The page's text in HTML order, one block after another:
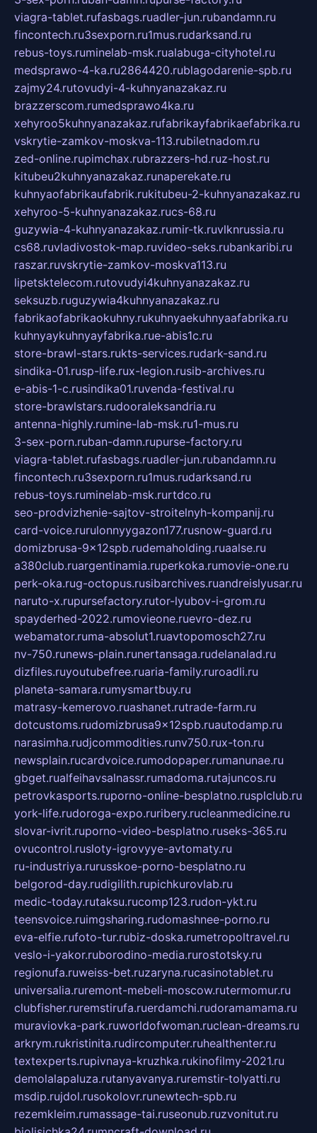
viagra-tablet.rufasbags.ruadler-jun.rubandamn.ru
fincontech.ru3sexporn.ru1mus.rudarksand.ru
rebus-toys.ruminelab-msk.rualabuga-cityhotel.ru
medsprawo-4-ka.ru2864420.rublagodarenie-spb.ru
zajmy24.rutovudyi-4-kuhnyanazakaz.ru
brazzerscom.rumedsprawo4ka.ru
xehyroo5kuhnyanazakaz.rufabrikayfabrikaefabrika.ru
vskrytie-zamkov-moskva-113.rubiletnadom.ru
zed-online.rupimchax.rubrazzers-hd.ruz-host.ru
kitubeu2kuhnyanazakaz.runaperekate.ru
kuhnyaofabrikaufabrik.rukitubeu-2-kuhnyanazakaz.ru
xehyroo-5-kuhnyanazakaz.rucs-68.ru
guzywia-4-kuhnyanazakaz.rumir-tk.ruvlknrussia.ru
cs68.ruvladivostok-map.ruvideo-seks.rubankaribi.ru
raszar.ruvskrytie-zamkov-moskva113.ru
lipetsktelecom.rutovudyi4kuhnyanazakaz.ru
seksuzb.ruguzywia4kuhnyanazakaz.ru
fabrikaofabrikaokuhny.rukuhnyaekuhnyaafabrika.ru
kuhnyaykuhnyayfabrika.rue-abis1c.ru
store-brawl-stars.rukts-services.rudark-sand.ru
sindika-01.rusp-life.rux-legion.rusib-archives.ru
e-abis-1-c.rusindika01.ruvenda-festival.ru
store-brawlstars.rudooraleksandria.ru
antenna-highly.rumine-lab-msk.ru1-mus.ru
3-sex-porn.ruban-damn.rupurse-factory.ru
viagra-tablet.rufasbags.ruadler-jun.rubandamn.ru
fincontech.ru3sexporn.ru1mus.rudarksand.ru
rebus-toys.ruminelab-msk.rurtdco.ru
seo-prodvizhenie-sajtov-stroitelnyh-kompanij.ru
card-voice.rurulonnyygazon177.rusnow-guard.ru
domizbrusa-9x12spb.rudemaholding.ruaalse.ru
a380club.ruargentinamia.ruperkoka.rumovie-one.ru
perk-oka.rug-octopus.rusibarchives.ruandreislyusar.ru
naruto-x.rupursefactory.rutor-lyubov-i-grom.ru
spayderhed-2022.rumovieone.ruevro-dez.ru
webamator.ruma-absolut1.ruavtopomosch27.ru
nv-750.runews-plain.runertansaga.rudelanalad.ru
dizfiles.ruyoutubefree.ruaria-family.ruroadli.ru
planeta-samara.rumysmartbuy.ru
matrasy-kemerovo.ruashanet.rutrade-farm.ru
dotcustoms.rudomizbrusa9x12spb.ruautodamp.ru
narasimha.rudjcommodities.runv750.rux-ton.ru
newsplain.rucardvoice.rumodopaper.rumanunae.ru
gbget.rualfeihavsalnassr.rumadoma.rutajuncos.ru
petrovkasports.ruporno-online-besplatno.rusplclub.ru
york-life.rudoroga-expo.ruribery.rucleanmedicine.ru
slovar-ivrit.ruporno-video-besplatno.ruseks-365.ru
ovucontrol.rusloty-igrovyye-avtomaty.ru
ru-industriya.rurusskoe-porno-besplatno.ru
belgorod-day.rudigilith.rupichkurovlab.ru
medic-today.rutaksu.rucomp123.rudon-ykt.ru
teensvoice.ruimgsharing.rudomashnee-porno.ru
eva-elfie.rufoto-tur.rubiz-doska.rumetropoltravel.ru
veslo-i-yakor.ruborodino-media.rurostotsky.ru
regionufa.ruweiss-bet.ruzaryna.rucasinotablet.ru
universalia.ruremont-mebeli-moscow.rutermomur.ru
clubfisher.ruremstirufa.ruerdamchi.rudoramamama.ru
muraviovka-park.ruworldofwoman.ruclean-dreams.ru
arkrym.rukristinita.rudircomputer.ruhealthenter.ru
textexperts.rupivnaya-kruzhka.rukinofilmy-2021.ru
demolalapaluza.rutanyavanya.ruremstir-tolyatti.ru
msdip.rujdol.rusokolovr.runewtech-spb.ru
rezemkleim.rumassage-tai.ruseonub.ruzvonitut.ru